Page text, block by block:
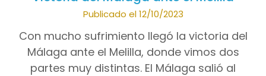
Publicado el 12/10/2023
Con mucho sufrimiento llegó la victoria del
Málaga ante el Melilla, donde vimos dos
partes muy distintas. El Málaga salió al